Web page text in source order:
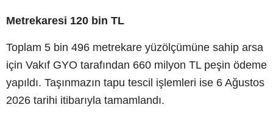
Metrekaresi 120 bin TL
Toplam 5 bin 496 metrekare yüzölçümüne sahip arsa
için Vakıf GYO tarafından 660 milyon TL peşin ödeme
yapıldı. Taşınmazın tapu tescil işlemleri ise 6 Ağustos
2026 tarihi itibarıyla tamamlandı.